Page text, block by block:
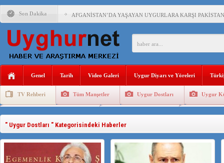
Son Dakika AFGANİSTAN’DA YAŞAYAN UYGURLARA KARŞI
ÇİN’İN DOĞU TÜRKİSTAN’DAKİ UYGULAMALARI
DİYANET AKADEMİSİ BAŞKANI DOÇ.DR.KAAN : DOĞU
ÇİN’İN ANKARA BÜYÜKELÇİSİ JİANG’İN TRABZON
Genel Tarih Video Galeri Uygur Diyarı ve Yöreleri
TV Rehberi Tüm Manşetler Uygur Dostları Uygur
Uygurlarda Düğün ve Cenaze Uygur Geleneksel Tip Uygur
" Uygur Dostları " Kategorisindeki Haberler